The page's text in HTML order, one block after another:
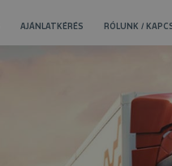
AJÁNLATKÉRÉS RÓLUNK /